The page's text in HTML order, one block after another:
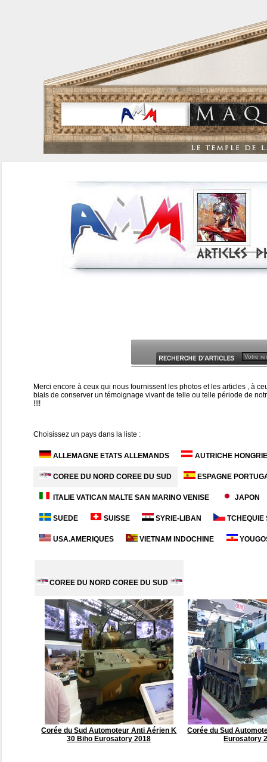
Merci encore à ceux qui nous fournissent les photos et les articles , à
biais de conserver un témoignage vivant de telle ou telle période de
!!!!
Choisissez un pays dans la liste :
ALLEMAGNE ETATS ALLEMANDS AUTRICHE HONGRIE
COREE DU NORD COREE DU SUD ESPAGNE
ITALIE VATICAN MALTE SAN MARINO VENISE JAPON
SUEDE SUISSE SYRIE-LIBAN TCHEQUIE
USA.AMERIQUES VIETNAM INDOCHINE
COREE DU NORD COREE DU SUD
Corée du Sud Automoteur Anti Aérien K
30 Biho Eurosatory 2018
Corée du Sud
Eurosatory